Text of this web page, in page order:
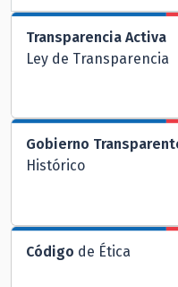
Transparencia Activa
Ley de Transparencia
Gobierno
Histórico
Código de Ética